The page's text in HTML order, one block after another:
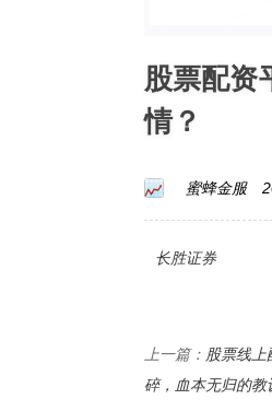
股票配资
情？
蜜蜂金服
长胜证券
上一篇： 股票线
碎，血本无归的教